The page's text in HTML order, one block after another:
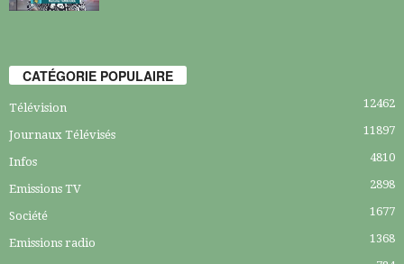
CATÉGORIE POPULAIRE
Télévision 12462
Journaux Télévisés 11897
Infos 4810
Emissions TV 2898
Société 1677
Emissions radio 1368